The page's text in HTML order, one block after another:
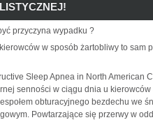
przyczyna wypadku ?
w sposób żartobliwy to sam
Sleep Apnea in North American
senności w ciągu dnia u
obturacyjnego bezdechu we
Powtarzające się przerwy w